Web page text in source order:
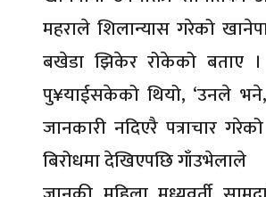
महराले शिलान्यास गरेको
बखेडा झिकेर रोकेको बताए ।
पु¥याईसकेको थियो, ‘उनले
जानकारी नदिएरै पत्राचार
बिरोधमा देखिएपछि गाँउभेलाले